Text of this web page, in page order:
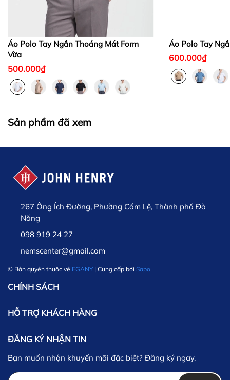
Áo Polo Tay Ngắn Thoáng Mát Form
Vừa
500.000₫
Áo Polo Tay
600.000₫
Sản phẩm đã xem
267 Ông Ích Đường, Phường Cẩm Lệ, Thành phố Đà
Nẵng
098 919 24 27
nemscenter@gmail.com
© Bản quyền thuộc về EGANY | Cung cấp bởi Sapo
CHÍNH SÁCH
HỖ TRỢ KHÁCH HÀNG
ĐĂNG KÝ NHẬN TIN
Bạn muốn nhận khuyến mãi đặc biệt? Đăng ký ngay.